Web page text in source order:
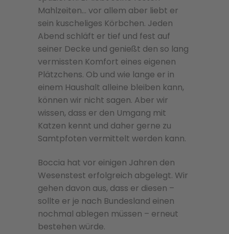
Mahlzeiten… vor allem aber liebt er
sein kuscheliges Körbchen. Jeden
Abend schläft er tief und fest auf
seiner Decke und genießt den so lang
vermissten Komfort eines eigenen
Plätzchens. Ob und wie lange er in
einem Haushalt alleine bleiben kann,
können wir nicht sagen. Aber wir
wissen, dass er den Umgang mit
Katzen kennt und daher gerne zu
Samtpfoten vermittelt werden kann.
Boccia hat vor einigen Jahren den
Wesenstest erfolgreich abgelegt. Wir
gehen davon aus, dass er diesen –
sollte er je nach Bundesland einen
nochmal ablegen müssen – erneut
bestehen würde.